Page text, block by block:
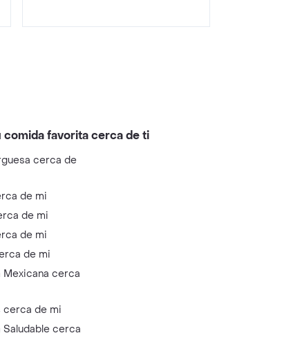
comida favorita cerca de ti
cerca de
de mi
de mi
de mi
de mi
Mexicana cerca
cerca de mi
Saludable cerca